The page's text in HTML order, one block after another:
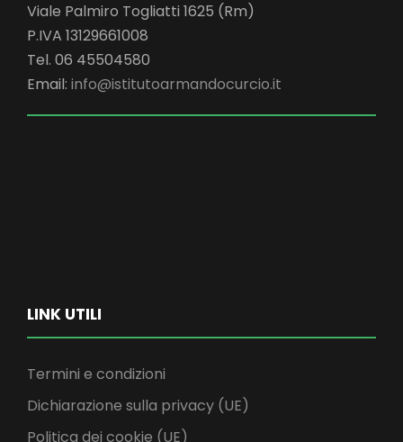
Viale Palmiro Togliatti 1625 (Rm)
P.IVA 13129661008
Tel. 06 45504580
Email: info@istitutoarmandocurcio.it
LINK UTILI
Termini e condizioni
Dichiarazione sulla privacy (UE)
Politica dei cookie (UE)